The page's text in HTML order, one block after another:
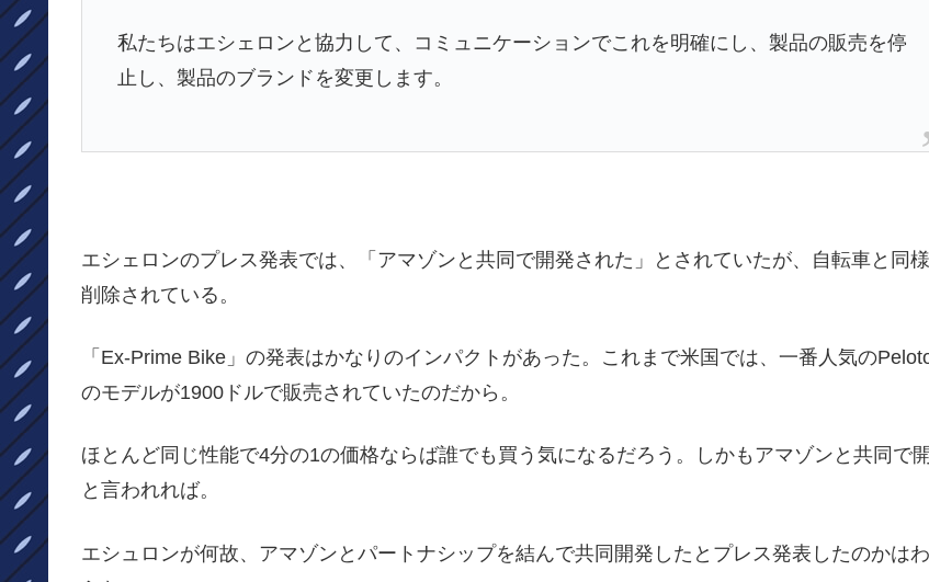
私たちはエシェロンと協力して、コミュニケーションでこれを明確にし、製品の販売を停
止し、製品のブランドを変更します。
エシェロンのプレス発表では、「アマゾンと共同で開発された」とされていたが、自転車と同
削除されている。
「Ex-Prime Bike」​​の発表はかなりのインパクトがあった。これまで米国では、一番人気の
のモデルが1900ドルで販売されていたのだから。
ほとんど同じ性能で4分の1の価格ならば誰でも買う気になるだろう。しかもアマゾンと共同で
と言われれば。
エシュロンが何故、アマゾンとパートナシップを結んで共同開発したとプレス発表したのかは